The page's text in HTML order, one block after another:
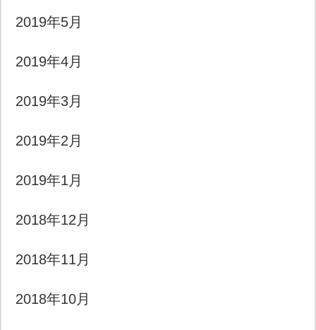
2019年5月
2019年4月
2019年3月
2019年2月
2019年1月
2018年12月
2018年11月
2018年10月